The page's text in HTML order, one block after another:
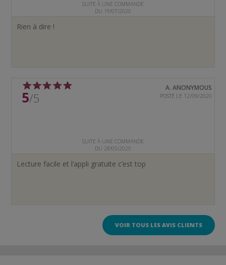
SUITE À UNE COMMANDE
DU 19/07/2020
Rien à dire !
A. ANONYMOUS
POSTÉ LE 12/09/2020
5/5
SUITE À UNE COMMANDE
DU 28/05/2020
Lecture facile et l’appli gratuite c’est top
VOIR TOUS LES AVIS CLIENTS